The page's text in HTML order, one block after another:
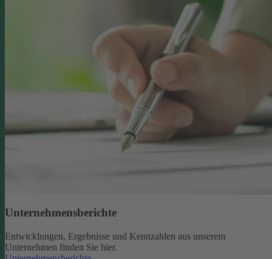
Unternehmensberichte
Entwicklungen, Ergebnisse und Kennzahlen aus unserem
Unternehmen finden Sie hier.